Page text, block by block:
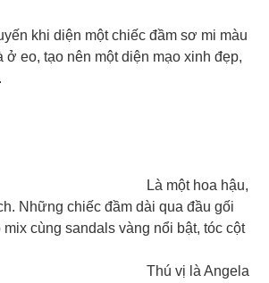
khi diện một chiếc đầm sơ mi màu
eo, tạo nên một diện mạo xinh đẹp,
Là một hoa hậu,
Những chiếc đầm dài qua đầu gối
cùng sandals vàng nổi bật, tóc cột
Thú vị là Angela